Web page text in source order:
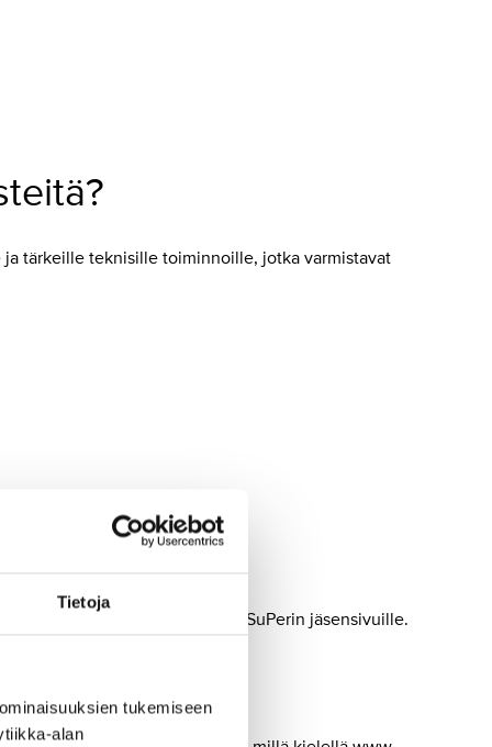
Tietoja
tukemiseen
alan
tärkeille teknisille toiminnoille, jotka varmistavat
palveluihin, kuten SuPerin jäsensivuille.